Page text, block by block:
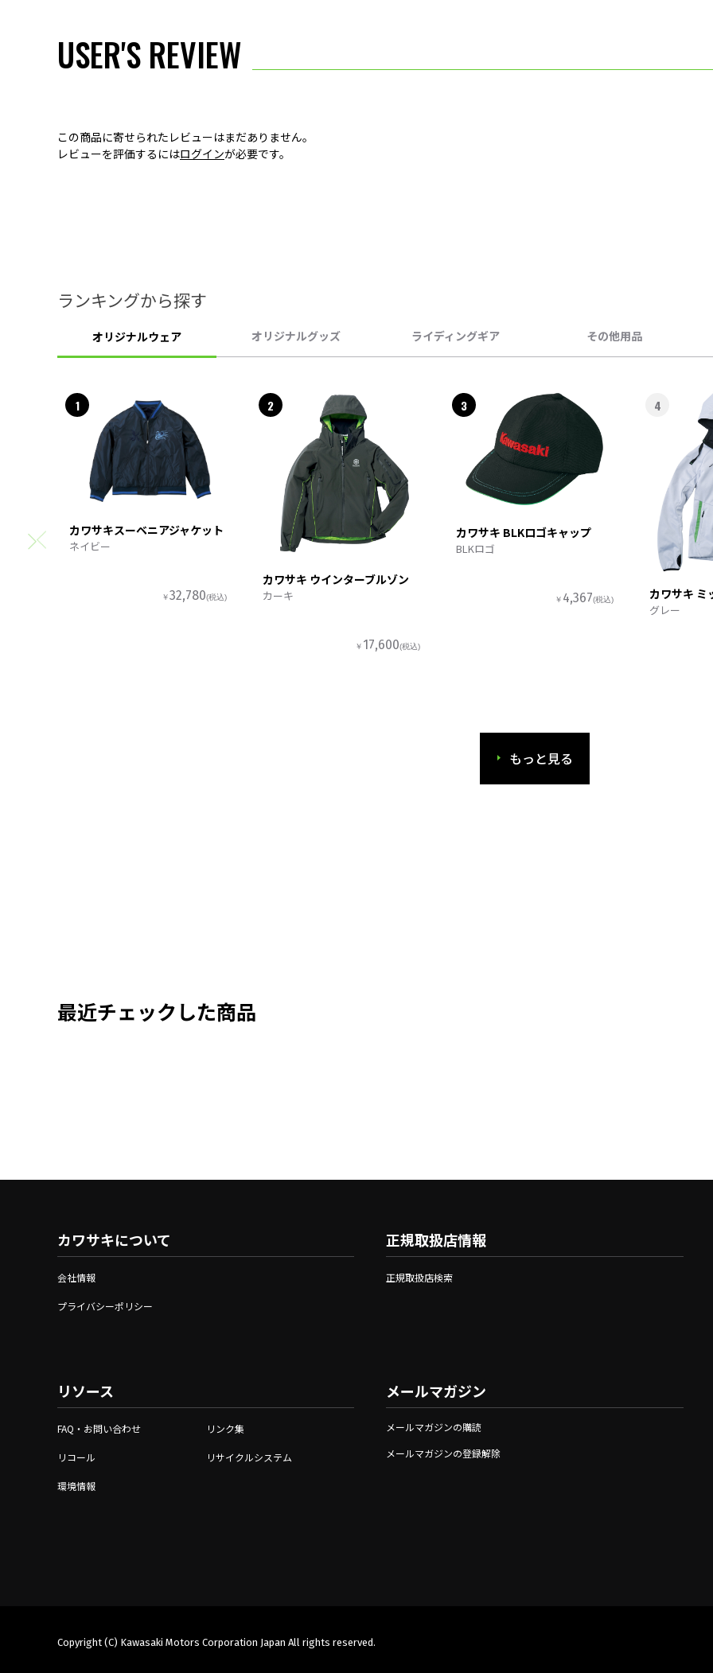
USER'S REVIEW
この商品に寄せられたレビューはまだありません。
レビューを評価するにはログインが必要です。
ランキングから探す
オリジナルウェア オリジナルグッズ ライディングギア その他用品
1
カワサキスーベニアジャケット
ネイビー
￥32,780(税込)
2
カワサキ ウインターブルゾン
カーキ
￥ 17,600(税込)
3
カワサキ BLKロゴキャップ
BLKロゴ
￥ 4,367(税込)
4
カワサキ ミ
グレー
もっと見る
最近チェックした商品
カワサキについて
会社情報
プライバシーポリシー
リソース
FAQ・お問い合わせ リンク集
リコール リサイクルシステム
環境情報
正規取扱店情報
正規取扱店検索
メールマガジン
メールマガジンの購読
メールマガジンの登録解除
Copyright (C) Kawasaki Motors Corporation Japan All rights reserved.